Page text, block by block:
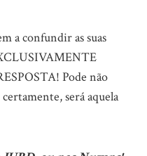
a confundir as suas
Pode não
será aquela